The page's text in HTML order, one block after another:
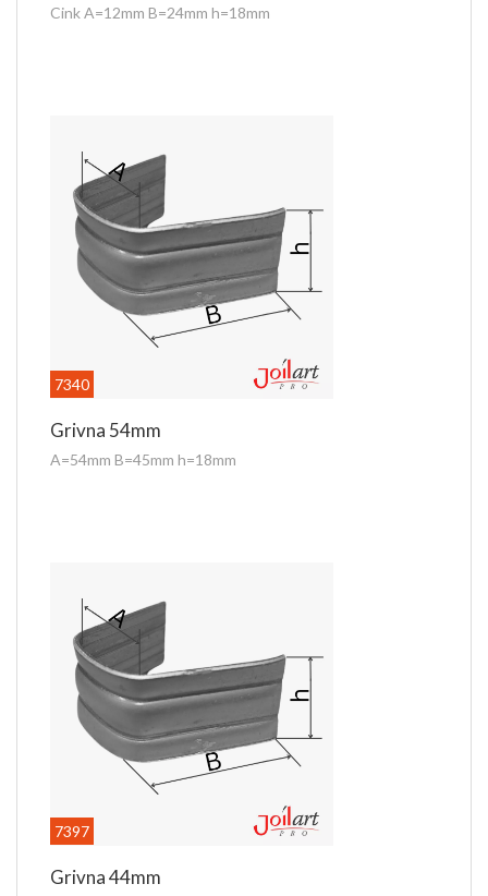
Cink A=12mm B=24mm h=18mm
7340
Grivna 54mm
A=54mm B=45mm h=18mm
7397
Grivna 44mm